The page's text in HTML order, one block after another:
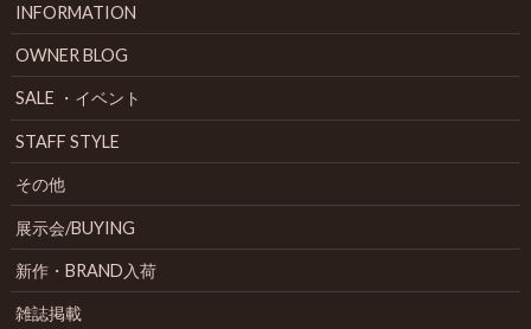
INFORMATION
OWNER BLOG
SALE ・イベント
STAFF STYLE
その他
展示会/BUYING
新作・BRAND入荷
雑誌掲載